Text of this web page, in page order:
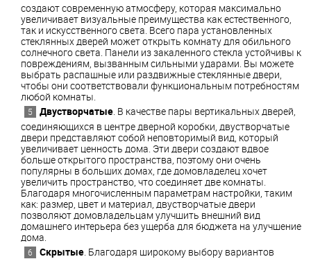
создают современную атмосферу, которая максимально
увеличивает визуальные преимущества как естественного,
так и искусственного света. Всего пара установленных
стеклянных дверей может открыть комнату для обильного
солнечного света. Панели из закаленного стекла устойчивы к
повреждениям, вызванным сильными ударами. Вы можете
выбрать распашные или раздвижные стеклянные двери,
чтобы они соответствовали функциональным потребностям
любой комнаты.
Двустворчатые . В качестве пары вертикальных дверей,
соединяющихся в центре дверной коробки, двустворчатые
двери представляют собой неповторимый вид, который
увеличивает ценность дома. Эти двери создают вдвое
больше открытого пространства, поэтому они очень
популярны в больших домах, где домовладелец хочет
увеличить пространство, что соединяет две комнаты.
Благодаря многочисленным параметрам настройки, таким
как: размер, цвет и материал, двустворчатые двери
позволяют домовладельцам улучшить внешний вид
домашнего интерьера без ущерба для бюджета на улучшение
дома.
Скрытые . Благодаря широкому выбору вариантов